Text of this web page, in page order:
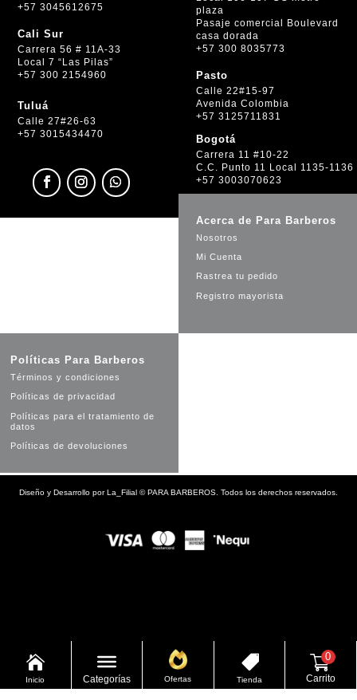
+57 3045612675
Cali Sur
Carrera 56 # 11A-33
Local 7 “Las Pilas”
+57 300 2154960
Tuluá
Calle 27#26-63
+57 3015434470
plaza
Pasaje comercial Boulevard
casa dorada
+57 300 8035773
Pasto
Calle 22#15-97
Avenida Colombia
+57 3125711831
Bogotá
Carrera 11 #10-22
C.C. Punto 11 Local 1135-1136
+57 3003070623
Acerca de Para Barberos
Nosotros
Mi Cuenta
Rastrea tu pedido
Registro mayorista
Políticas Para Barberos
Términos y condiciones
Políticas de privacidad
Políticas para el tratamiento de
datos
Políticas de devoluciones
Diseño y Desarrollo porLa_Filial ©PARA BARBEROS. Todos los derechos reservados.

Inicio Categorías Ofertas

Tienda
0
Carrito